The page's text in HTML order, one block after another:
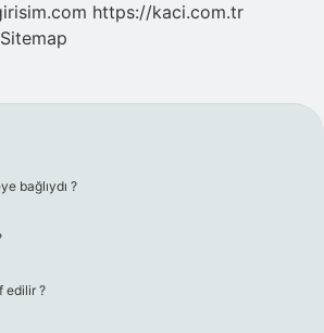
https://kaci.com.tr
Sitemap
bağlıydı ?
edilir ?